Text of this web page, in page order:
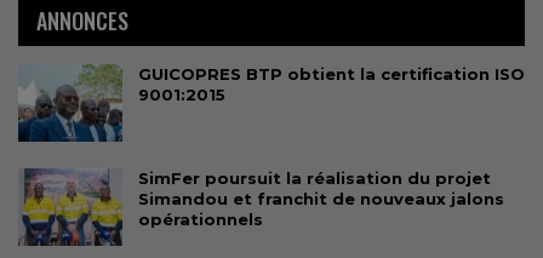
ANNONCES
GUICOPRES BTP obtient la certification ISO
9001:2015
SimFer poursuit la réalisation du projet
Simandou et franchit de nouveaux jalons
opérationnels